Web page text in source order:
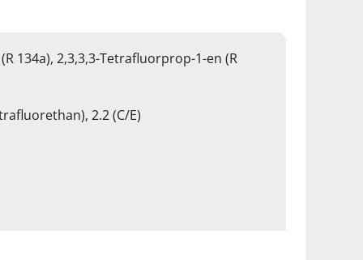
134a), 2,3,3,3-Tetrafluorprop-1-en (R
2.2 (C/E)